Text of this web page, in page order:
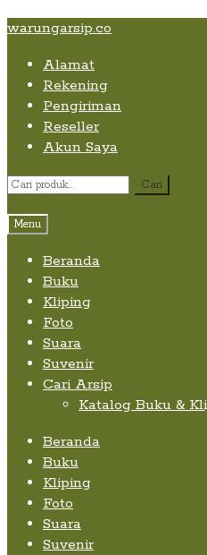
Skip
content
Skip
navigation
Skip
content
warungarsip.co
Alamat
Rekening
Pengiriman
Reseller
Akun Saya
Pencarian
Cari
Menu
Beranda
Buku
Kliping
Foto
Suara
Suvenir
Cari Arsip
Katalog Buku &
Beranda
Buku
Kliping
Foto
Suara
Suvenir